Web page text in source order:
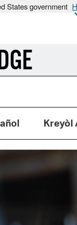
States government
Kreyòl